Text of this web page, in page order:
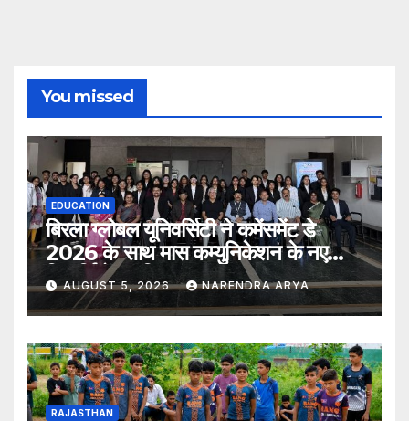
You missed
EDUCATION
बिरला ग्लोबल यूनिवर्सिटी ने कमेंसमेंट डे
2026 के साथ मास कम्युनिकेशन के नए
विद्यार्थियों का किया स्वागत
AUGUST 5, 2026 NARENDRA ARYA
RAJASTHAN